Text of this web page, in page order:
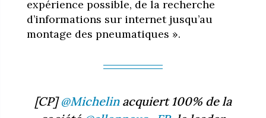
expérience possible, de la recherche
d’informations sur internet jusqu’au
montage des pneumatiques ».
[CP]@Michelinacquiert 100% de la